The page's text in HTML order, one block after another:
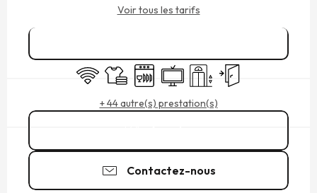
Voir tous les tarifs
WiFi
Draps et linge
Lave vaisselle
TélévisionAscenseur
Entrée
+ 44 autre(s) prestation(s)
Contactez-nous